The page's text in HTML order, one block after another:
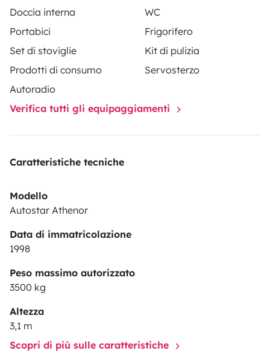
Doccia interna
WC
Portabici
Frigorifero
Set di stoviglie
Kit di pulizia
Prodotti di consumo
Servosterzo
Autoradio
Verifica tutti gli equipaggiamenti
Caratteristiche tecniche
Modello
Autostar Athenor
Data di immatricolazione
1998
Peso massimo autorizzato
3500 kg
Altezza
3,1 m
Scopri di più sulle caratteristiche